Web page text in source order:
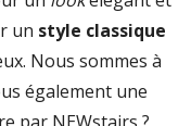
un style classique
Nous sommes à
également une